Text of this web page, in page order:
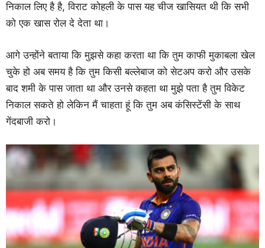
निकाल लिए है है, विराट कोहली के पास यह चीज खासियत थी कि सभी
को एक खास रोल दे देता था।
आगे उन्होंने बताया कि मुझसे कहा करता था कि तुम काफी मुकाबला खेल
चुके हो अब समय है कि तुम किसी बल्लेबाज को सेटअप करो और उसके
बाद शमी के पास जाता था और उनसे कहता था मुझे पता है तुम विकेट
निकाल सकते हो लेकिन मैं चाहता हूं कि तुम अब कंसिस्टेंसी के साथ
गेंदबाजी करो।